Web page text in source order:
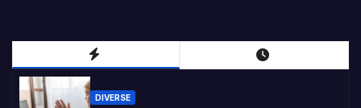
DIVERSE